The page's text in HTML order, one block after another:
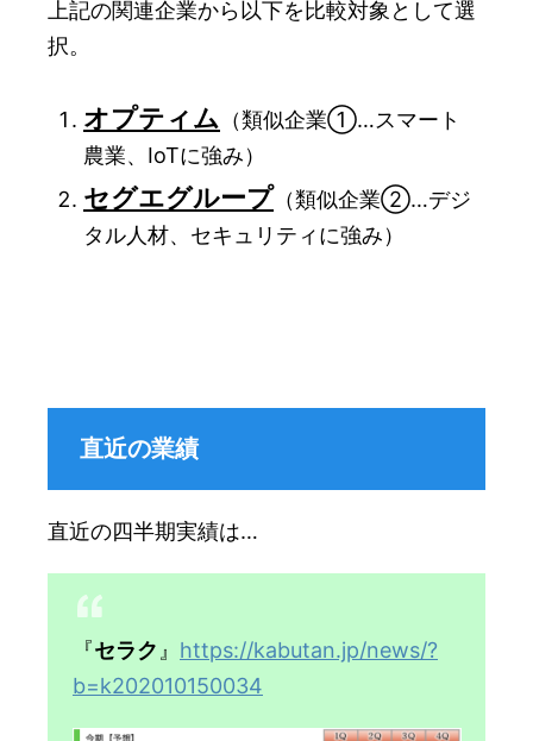
上記の関連企業から以下を比較対象として選
択。
オプティム （類似企業①…スマート
農業、IoTに強み）
セグエグループ （類似企業②…デジ
タル人材、セキュリティに強み）
直近の業績
直近の四半期実績は…
『セラク 』 https://kabutan.jp/news/?
b=k202010150034